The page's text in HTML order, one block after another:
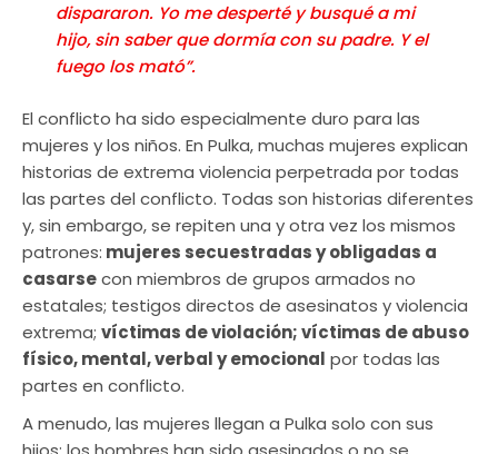
dispararon. Yo me desperté y busqué a mi
hijo, sin saber que dormía con su padre. Y el
fuego los mató”.
El conflicto ha sido especialmente duro para las
mujeres y los niños. En Pulka, muchas mujeres explican
historias de extrema violencia perpetrada por todas
las partes del conflicto. Todas son historias diferentes
y, sin embargo, se repiten una y otra vez los mismos
patrones: mujeres secuestradas y obligadas a
casarsecon miembros de grupos armados no
estatales; testigos directos de asesinatos y violencia
extrema; víctimas de violación; víctimas de abuso
físico, mental, verbal y emocional por todas las
partes en conflicto.
A menudo, las mujeres llegan a Pulka solo con sus